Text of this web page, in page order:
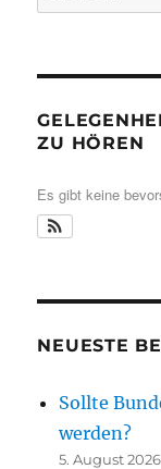
nach:
ZU HÖREN
Es gibt keine
NEUESTE
Sollte
werden?
5. August 2026